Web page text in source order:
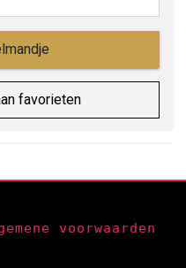
favorieten
voorwaarden